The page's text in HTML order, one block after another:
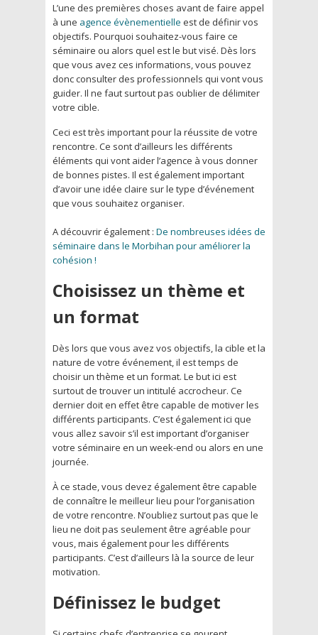
L’une des premières choses avant de faire appel
à une agence évènementielle est de définir vos
objectifs. Pourquoi souhaitez-vous faire ce
séminaire ou alors quel est le but visé. Dès lors
que vous avez ces informations, vous pouvez
donc consulter des professionnels qui vont vous
guider. Il ne faut surtout pas oublier de délimiter
votre cible.
Ceci est très important pour la réussite de votre
rencontre. Ce sont d’ailleurs les différents
éléments qui vont aider l’agence à vous donner
de bonnes pistes. Il est également important
d’avoir une idée claire sur le type d’événement
que vous souhaitez organiser.
A découvrir également : De nombreuses idées de
séminaire dans le Morbihan pour améliorer la
cohésion !
Choisissez un thème et
un format
Dès lors que vous avez vos objectifs, la cible et la
nature de votre événement, il est temps de
choisir un thème et un format. Le but ici est
surtout de trouver un intitulé accrocheur. Ce
dernier doit en effet être capable de motiver les
différents participants. C’est également ici que
vous allez savoir s’il est important d’organiser
votre séminaire en un week-end ou alors en une
journée.
À ce stade, vous devez également être capable
de connaître le meilleur lieu pour l’organisation
de votre rencontre. N’oubliez surtout pas que le
lieu ne doit pas seulement être agréable pour
vous, mais également pour les différents
participants. C’est d’ailleurs là la source de leur
motivation.
Définissez le budget